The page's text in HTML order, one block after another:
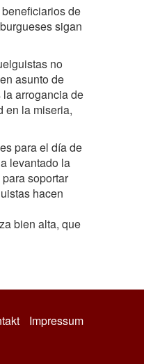
de
sigan
no
asunto de
arrogancia de
en la miseria,
para el día de
levantado la
soportar
hacen
bien alta, que
Impressum